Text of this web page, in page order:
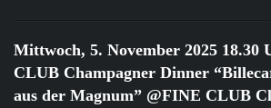
Mittwoch, 5. November 2025 18.30
CLUB Champagner Dinner
aus der Magnum” @FINE CLUB